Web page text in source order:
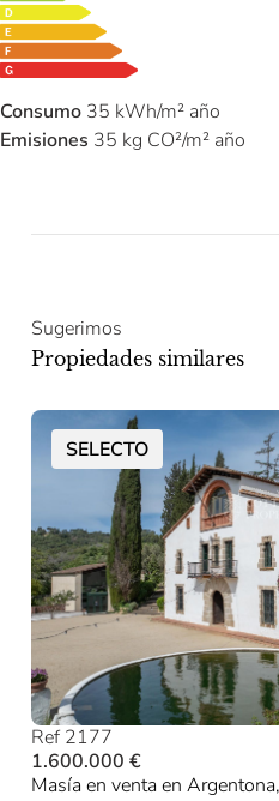
Consumo 35 kWh/m² año
Emisiones 35 kg CO²/m² año
Sugerimos
Propiedades similares
SELECTO
Ref 2177
1.600.000 €
Masía en venta en